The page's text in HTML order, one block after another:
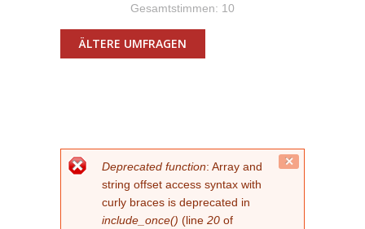
Gesamtstimmen: 10
ÄLTERE UMFRAGEN
FEHLERMELDUNG
Deprecated function: Array and
string offset access syntax with
curly braces is deprecated in
include_once() (line 20 of